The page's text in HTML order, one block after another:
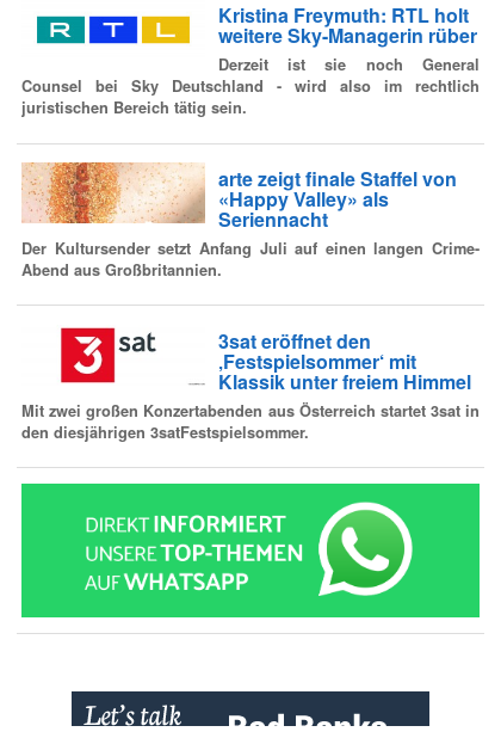
Kristina Freymuth: RTL holt
weitere Sky-Managerin rüber
Derzeit ist sie noch General
Counsel bei Sky Deutschland - wird also im rechtlich
juristischen Bereich tätig sein.
arte zeigt finale Staffel von
«Happy Valley» als
Seriennacht
Der Kultursender setzt Anfang Juli auf einen langen Crime-
Abend aus Großbritannien.
3sat eröffnet den
‚Festspielsommer‘ mit
Klassik unter freiem Himmel
Mit zwei großen Konzertabenden aus Österreich startet 3sat in
den diesjährigen 3satFestspielsommer.